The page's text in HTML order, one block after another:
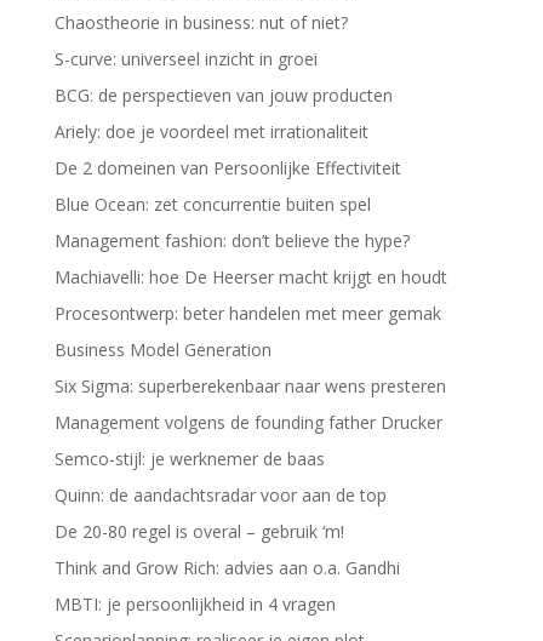
Chaostheorie in business: nut of niet?
S-curve: universeel inzicht in groei
BCG: de perspectieven van jouw producten
Ariely: doe je voordeel met irrationaliteit
De 2 domeinen van Persoonlijke Effectiviteit
Blue Ocean: zet concurrentie buiten spel
Management fashion: don’t believe the hype?
Machiavelli: hoe De Heerser macht krijgt en houdt
Procesontwerp: beter handelen met meer gemak
Business Model Generation
Six Sigma: superberekenbaar naar wens presteren
Management volgens de founding father Drucker
Semco-stijl: je werknemer de baas
Quinn: de aandachtsradar voor aan de top
De 20-80 regel is overal – gebruik ‘m!
Think and Grow Rich: advies aan o.a. Gandhi
MBTI: je persoonlijkheid in 4 vragen